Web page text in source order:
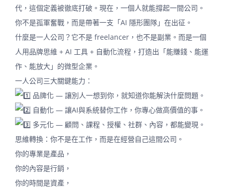
代，這個定義被徹底打破。現在，一個人就能撐起一間公司。
你不是孤軍奮戰，而是帶著一支「AI 隱形團隊」在出征。
什麼是一人公司？它不是 freelancer，也不是副業。而是一個
人用品牌思維 + AI 工具 + 自動化流程，打造出「能賺錢、能運
作、能放大」的微型企業。
一人公司三大關鍵能力：
品牌化 — 讓別人一想到你，就知道你能解決什麼問題。
自動化 — 讓AI與系統替你工作，你專心做高價值的事。
多元化 — 顧問、課程、授權、社群、內容，都能變現。
思維轉換：你不是在工作，而是在經營自己這間公司。
你的專業是產品，
你的內容是行銷，
你的時間是資產，